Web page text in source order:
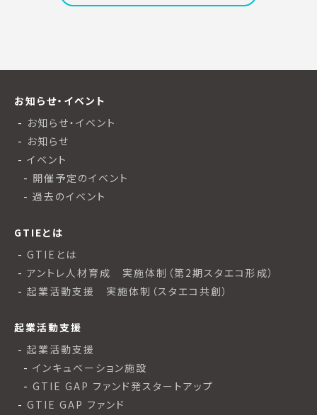
お知らせ・イベント
お知らせ・イベント
お知らせ
イベント
開催予定のイベント
過去のイベント
GTIEとは
GTIEとは
アントレ人材育成 実施体制（第2期スタエコ形成）
起業活動支援 実施体制（スタエコ共創）
起業活動支援
起業活動支援
インキュベーション施設
GTIE GAP ファンド発スタートアップ
GTIE GAP ファンド